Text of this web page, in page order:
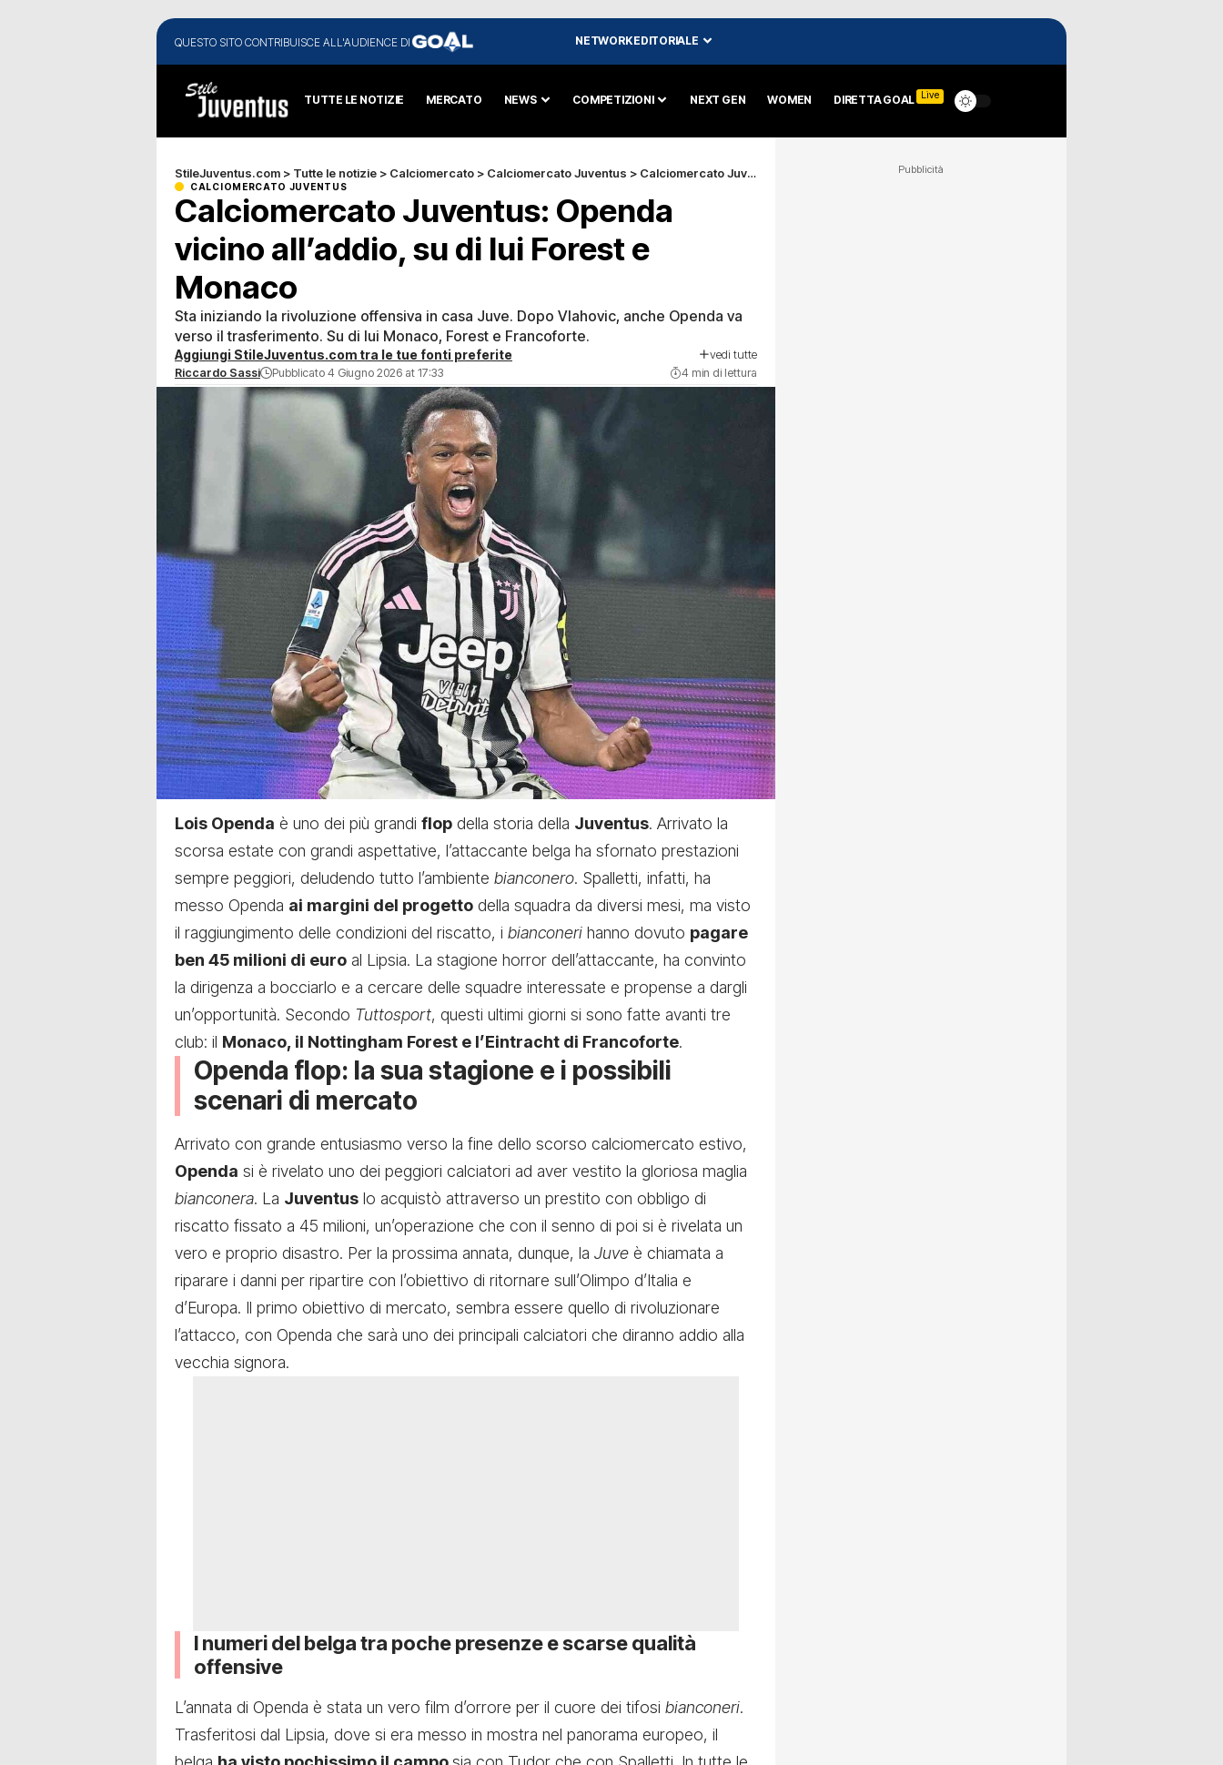
QUESTO SITO CONTRIBUISCE ALL'AUDIENCE DI NETWORK EDITORIALE
TUTTE LE NOTIZIE MERCATO NEWS COMPETIZIONI NEXT GEN WOMEN DIRETTA GOAL Live
StileJuventus.com > Tutte le notizie > Calciomercato > Calciomercato Juventus > Calciomercato Juventus: Openda vicino all’addio, su di lui Forest e Monaco
CALCIOMERCATO JUVENTUS
Calciomercato Juventus: Openda
vicino all’addio, su di lui Forest e
Monaco
Sta iniziando la rivoluzione offensiva in casa Juve. Dopo Vlahovic, anche Openda va
verso il trasferimento. Su di lui Monaco, Forest e Francoforte.
Aggiungi StileJuventus.com tra le tue fonti preferite vedi tutte
Riccardo Sassi Pubblicato 4 Giugno 2026 at 17:33 4 min di lettura
Lois Openda è uno dei più grandi flop della storia della Juventus. Arrivato la
scorsa estate con grandi aspettative, l’attaccante belga ha sfornato prestazioni
sempre peggiori, deludendo tutto l’ambiente bianconero. Spalletti, infatti, ha
messo Openda ai margini del progetto della squadra da diversi mesi, ma visto
il raggiungimento delle condizioni del riscatto, i bianconeri hanno dovuto pagare
ben 45 milioni di euro al Lipsia. La stagione horror dell’attaccante, ha convinto
la dirigenza a bocciarlo e a cercare delle squadre interessate e propense a dargli
un’opportunità. Secondo Tuttosport, questi ultimi giorni si sono fatte avanti tre
club: il Monaco, il Nottingham Forest e l’Eintracht di Francoforte.
Openda flop: la sua stagione e i possibili
scenari di mercato
Arrivato con grande entusiasmo verso la fine dello scorso calciomercato estivo,
Openda si è rivelato uno dei peggiori calciatori ad aver vestito la gloriosa maglia
bianconera. La Juventus lo acquistò attraverso un prestito con obbligo di
riscatto fissato a 45 milioni, un’operazione che con il senno di poi si è rivelata un
vero e proprio disastro. Per la prossima annata, dunque, la Juve è chiamata a
riparare i danni per ripartire con l’obiettivo di ritornare sull’Olimpo d’Italia e
d’Europa. Il primo obiettivo di mercato, sembra essere quello di rivoluzionare
l’attacco, con Openda che sarà uno dei principali calciatori che diranno addio alla
vecchia signora.
I numeri del belga tra poche presenze e scarse qualità
offensive
L’annata di Openda è stata un vero film d’orrore per il cuore dei tifosi bianconeri.
Trasferitosi dal Lipsia, dove si era messo in mostra nel panorama europeo, il
Pubblicità